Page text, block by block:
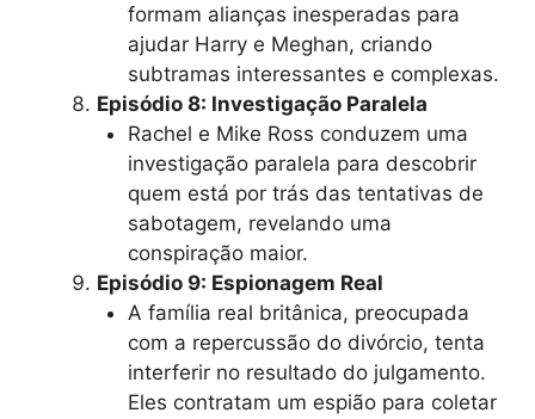
formam alianças inesperadas para
ajudar Harry e Meghan, criando
subtramas interessantes e complexas.
Episódio 8: Investigação Paralela
Rachel e Mike Ross conduzem uma
investigação paralela para descobrir
quem está por trás das tentativas de
sabotagem, revelando uma
conspiração maior.
Episódio 9: Espionagem Real
A família real britânica, preocupada
com a repercussão do divórcio, tenta
interferir no resultado do julgamento.
Eles contratam um espião para coletar